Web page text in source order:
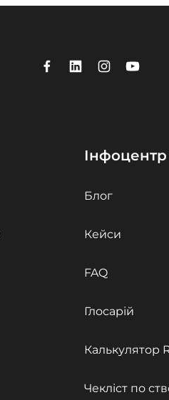
Інфоцентр
Блог
Кейси
FAQ
Глосарій
Калькулятор
Чекліст по